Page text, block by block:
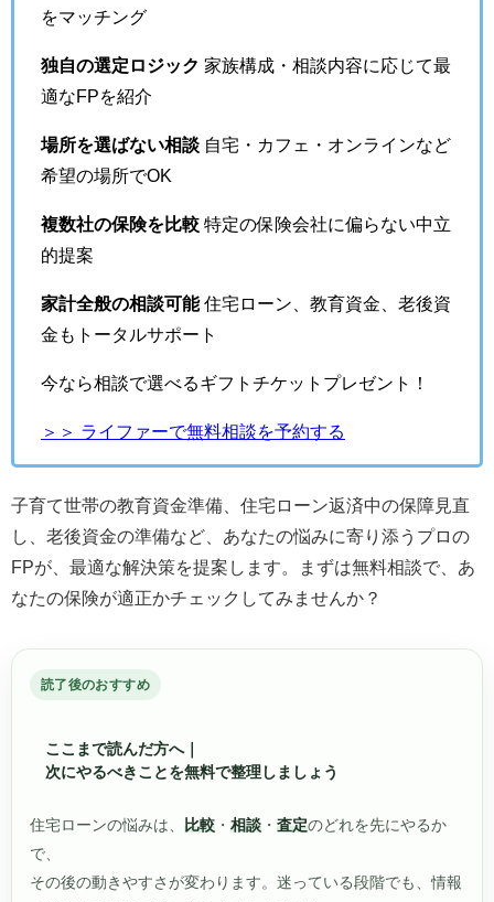
をマッチング
独自の選定ロジック 家族構成・相談内容に応じて最
適なFPを紹介
場所を選ばない相談 自宅・カフェ・オンラインなど
希望の場所でOK
複数社の保険を比較 特定の保険会社に偏らない中立
的提案
家計全般の相談可能 住宅ローン、教育資金、老後資
金もトータルサポート
今なら相談で選べるギフトチケットプレゼント！
＞＞ ライファーで無料相談を予約する
子育て世帯の教育資金準備、住宅ローン返済中の保障見直
し、老後資金の準備など、あなたの悩みに寄り添うプロの
FPが、最適な解決策を提案します。まずは無料相談で、あ
なたの保険が適正かチェックしてみませんか？
読了後のおすすめ
ここまで読んだ方へ｜
次にやるべきことを無料で整理しましょう
住宅ローンの悩みは、 比較 ・ 相談 ・ 査定のどれを先にやるか
で、
その後の動きやすさが変わります。迷っている段階でも、情報